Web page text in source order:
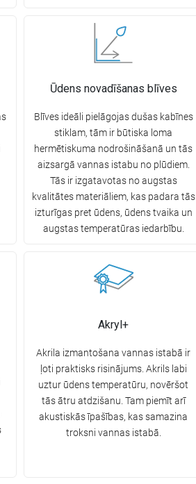
Ūdens novadīšanas blīves
Blīves ideāli pielāgojas dušas kabīnes
stiklam, tām ir būtiska loma
hermētiskuma nodrošināšanā un tās
aizsargā vannas istabu no plūdiem.
Tās ir izgatavotas no augstas
kvalitātes materiāliem, kas padara tās
izturīgas pret ūdens, ūdens tvaika un
augstas temperatūras iedarbību.
Akryl+
Akrila izmantošana vannas istabā ir
ļoti praktisks risinājums. Akrils labi
uztur ūdens temperatūru, novēršot
tās ātru atdzišanu. Tam piemīt arī
akustiskās īpašības, kas samazina
troksni vannas istabā.